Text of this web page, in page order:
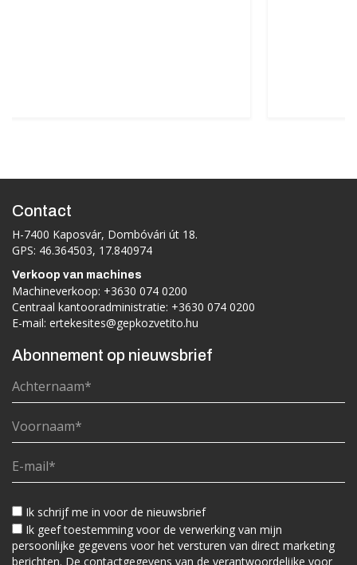
Contact
H-7400 Kaposvár, Dombóvári út 18.
GPS: 46.364503, 17.840974
Verkoop van machines
Machineverkoop: +3630 074 0200
Centraal kantooradministratie: +3630 074 0200
E-mail: ertekesites@gepkozvetito.hu
Abonnement op nieuwsbrief
Ik schrijf me in voor de nieuwsbrief
Ik geef toestemming voor de verwerking van mijn
persoonlijke gegevens voor het versturen van direct marketing
berichten. De contactgegevens van de verantwoordelijke voor